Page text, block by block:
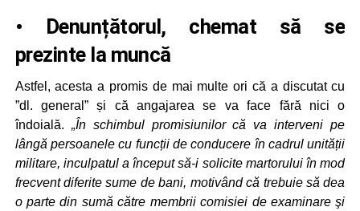
• Denunțătorul, chemat să se
prezinte la muncă
Astfel, acesta a promis de mai multe ori că a discutat cu
”dl. general” și că angajarea se va face fără nici o
îndoială. „În schimbul promisiunilor că va interveni pe
lângă persoanele cu funcții de conducere în cadrul unității
militare, inculpatul a început să-i solicite martorului în mod
frecvent diferite sume de bani, motivând că trebuie să dea
o parte din sumă către membrii comisiei de examinare şi